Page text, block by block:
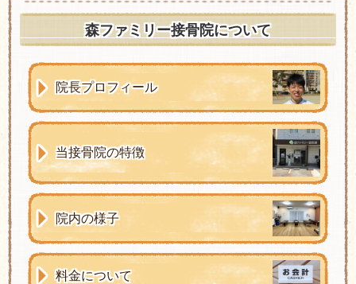
森ファミリー接骨院について
院長プロフィール
当接骨院の特徴
院内の様子
料金について